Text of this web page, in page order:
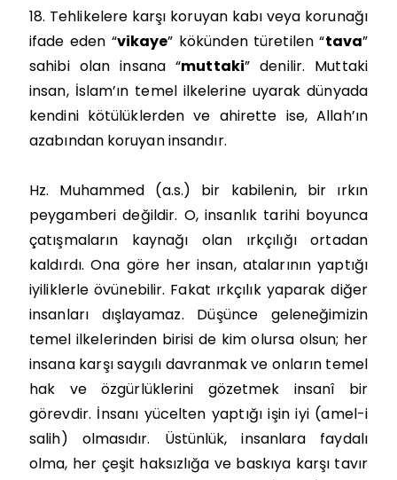
18. Tehlikelere karşı koruyan kabı veya korunağı
ifade eden “vikaye” kökünden türetilen “tava”
sahibi olan insana “muttaki” denilir. Muttaki
insan, İslam’ın temel ilkelerine uyarak dünyada
kendini kötülüklerden ve ahirette ise, Allah’ın
azabından koruyan insandır.
Hz. Muhammed (a.s.) bir kabilenin, bir ırkın
peygamberi değildir. O, insanlık tarihi boyunca
çatışmaların kaynağı olan ırkçılığı ortadan
kaldırdı. Ona göre her insan, atalarının yaptığı
iyiliklerle övünebilir. Fakat ırkçılık yaparak diğer
insanları dışlayamaz. Düşünce geleneğimizin
temel ilkelerinden birisi de kim olursa olsun; her
insana karşı saygılı davranmak ve onların temel
hak ve özgürlüklerini gözetmek insanî bir
görevdir. İnsanı yücelten yaptığı işin iyi (amel-i
salih) olmasıdır. Üstünlük, insanlara faydalı
olma, her çeşit haksızlığa ve baskıya karşı tavır